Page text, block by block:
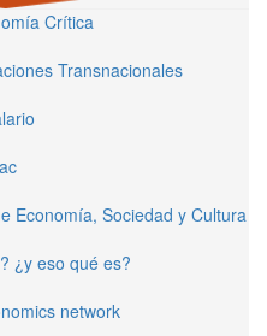
Crítica
Transnacionales
Economía, Sociedad y Cultura
¿y eso qué es?
network